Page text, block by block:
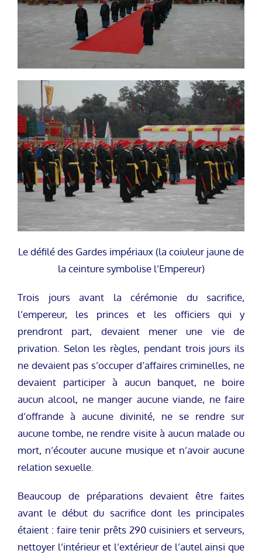
Le défilé des Gardes impériaux (la coiuleur jaune de
la ceinture symbolise l’Empereur)
Trois jours avant la cérémonie du sacrifice,
l’empereur, les princes et les officiers qui y
prendront part, devaient mener une vie de
privation. Selon les règles, pendant trois jours ils
ne devaient pas s’occuper d’affaires criminelles, ne
devaient participer à aucun banquet, ne boire
aucun alcool, ne manger aucune viande, ne faire
d’offrande à aucune divinité, ne se rendre sur
aucune tombe, ne rendre visite à aucun malade ou
mort, n’écouter aucune musique et n’avoir aucune
relation sexuelle.
Beaucoup de préparations devaient être faites
avant le début du sacrifice dont les principales
étaient : faire tenir prêts 290 cuisiniers et serveurs,
nettoyer l’intérieur et l’extérieur de l’autel ainsi que